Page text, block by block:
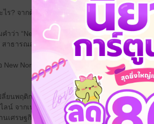
ะไร? จากต้นเหตุ โควิด-19 นำมาให้เกิดการเปลี่
ำว่า “New Normal” ที่เกิดขึ้นในยุค “COVID-
าธารณสุข การศึกษา
New Norm หมายถึง “ความปกติใหม่”
ลี่ยนพฤติกรรมของผู้คน ในการใช้ชีวิตประจำวัน
ลน์ จากเหตุการณ์ Covid-19
นเศรษฐกิจและสังคมมนุษย์ ซึ่งเป็นส่วนหนึ่งที่ชอ